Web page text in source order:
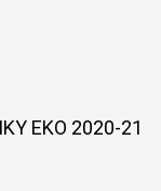
ΕΚΟ 2020-21